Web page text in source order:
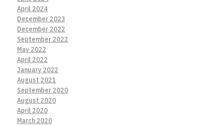
April 2024
December 2023
December 2022
September 2022
May 2022
April 2022
January 2022
August 2021
September 2020
August 2020
April 2020
March 2020